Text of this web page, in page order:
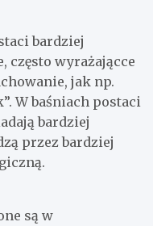
bardziej
często wyrażającce
jak np.
W baśniach postaci
bardziej
przez bardziej
są w